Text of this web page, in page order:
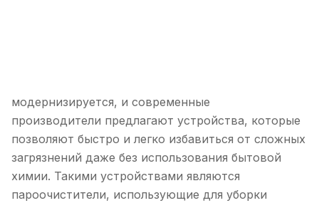
модернизируется, и современные
производители предлагают устройства, которые
позволяют быстро и легко избавиться от сложных
загрязнений даже без использования бытовой
химии. Такими устройствами являются
пароочистители, использующие для уборки